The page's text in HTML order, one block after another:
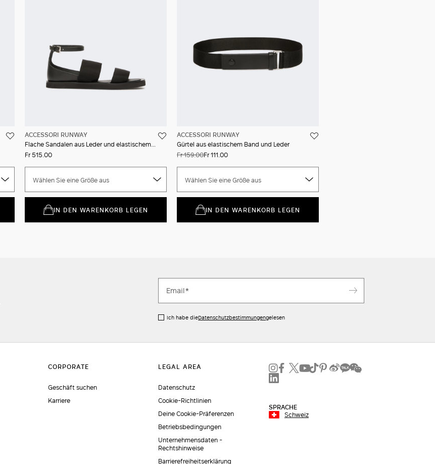
ACCESSORI RUNWAY
Flache Sandalen aus Leder und elastischem Band
Fr 515.00
Wählen Sie eine Größe aus
IN DEN WARENKORB LEGEN
ACCESSORI RUNWAY
Gürtel aus elastischem Band und Leder
Fr 159.00Fr 111.00
Wählen Sie eine Größe aus
IN DEN WARENKORB LEGEN
Ich habe dieDatenschutzbestimmungengelesen
Geschäft suchen
Karriere
Datenschutz
Cookie-Richtlinien
Deine Cookie-Präferenzen
Betriebsbedingungen
Unternehmensdaten -
Rechtshinweise
Barrierefreiheitserklärung
SPRACHE
Schweiz